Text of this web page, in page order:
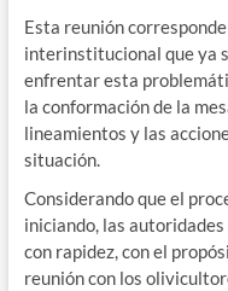
Esta reunión
interinstitucional que ya
enfrentar esta
la conformación de la
lineamientos y las
situación.
Considerando que el
iniciando, las
con rapidez, con el
reunión con los